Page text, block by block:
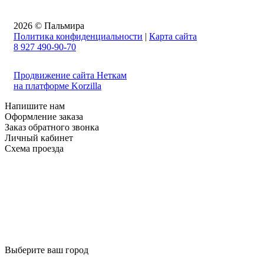
2026 © Пальмира
Политика конфиденциальности | Карта сайта
8 927 490-90-70
Продвижение сайта Неткам
на платформе Korzilla
Напишите нам
Оформление заказа
Заказ обратного звонка
Личный кабинет
Схема проезда
Выберите ваш город